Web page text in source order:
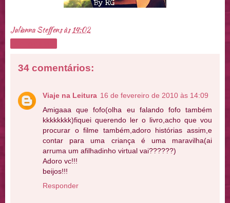
Julianna Steffensàs 14:02
34 comentários:
Viaje na Leitura 16 de fevereiro de 2010 às 14:09
Amigaaa que fofo(olha eu falando fofo também
kkkkkkkk)fiquei querendo ler o livro,acho que vou
procurar o filme também,adoro histórias assim,e
contar para uma criança é uma maravilha(ai
arruma um afilhadinho virtual vai??????)
Adoro vc!!!
beijos!!!
Responder